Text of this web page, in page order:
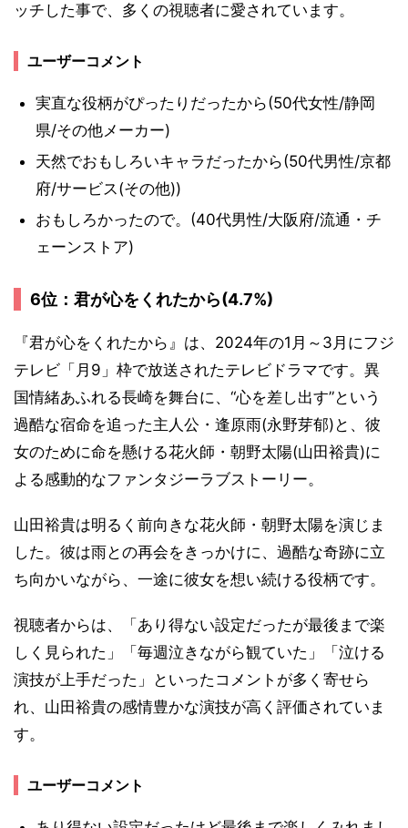
ッチした事で、多くの視聴者に愛されています。
ユーザーコメント
実直な役柄がぴったりだったから(50代女性/静岡
県/その他メーカー)
天然でおもしろいキャラだったから(50代男性/京都
府/サービス(その他))
おもしろかったので。(40代男性/大阪府/流通・チ
ェーンストア)
6位：君が心をくれたから(4.7%)
『君が心をくれたから』は、2024年の1月～3月にフジ
テレビ「月9」枠で放送されたテレビドラマです。異
国情緒あふれる長崎を舞台に、“心を差し出す”という
過酷な宿命を追った主人公・逢原雨(永野芽郁)と、彼
女のために命を懸ける花火師・朝野太陽(山田裕貴)に
よる感動的なファンタジーラブストーリー。
山田裕貴は明るく前向きな花火師・朝野太陽を演じま
した。彼は雨との再会をきっかけに、過酷な奇跡に立
ち向かいながら、一途に彼女を想い続ける役柄です。
視聴者からは、「あり得ない設定だったが最後まで楽
しく見られた」「毎週泣きながら観ていた」「泣ける
演技が上手だった」といったコメントが多く寄せら
れ、山田裕貴の感情豊かな演技が高く評価されていま
す。
ユーザーコメント